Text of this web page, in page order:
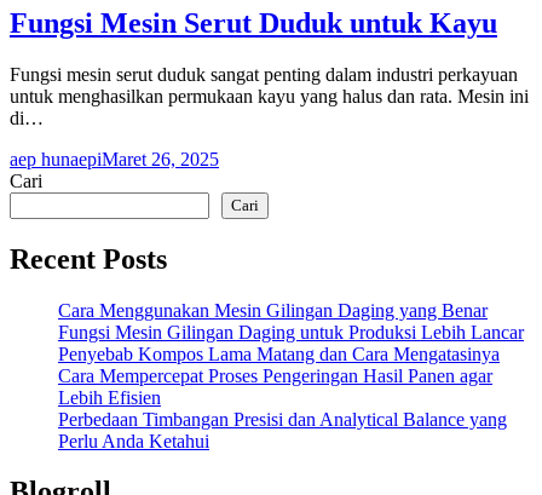
Fungsi Mesin Serut Duduk untuk Kayu
Fungsi mesin serut duduk sangat penting dalam industri perkayuan
untuk menghasilkan permukaan kayu yang halus dan rata. Mesin ini
di…
aep hunaepiMaret 26, 2025
Cari
Cari
Recent Posts
Cara Menggunakan Mesin Gilingan Daging yang Benar
Fungsi Mesin Gilingan Daging untuk Produksi Lebih Lancar
Penyebab Kompos Lama Matang dan Cara Mengatasinya
Cara Mempercepat Proses Pengeringan Hasil Panen agar
Lebih Efisien
Perbedaan Timbangan Presisi dan Analytical Balance yang
Perlu Anda Ketahui